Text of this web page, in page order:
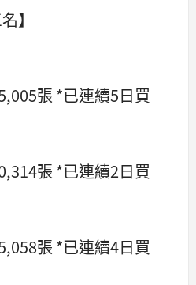
】
張 *已連續5日買
張 *已連續2日買
張 *已連續4日買